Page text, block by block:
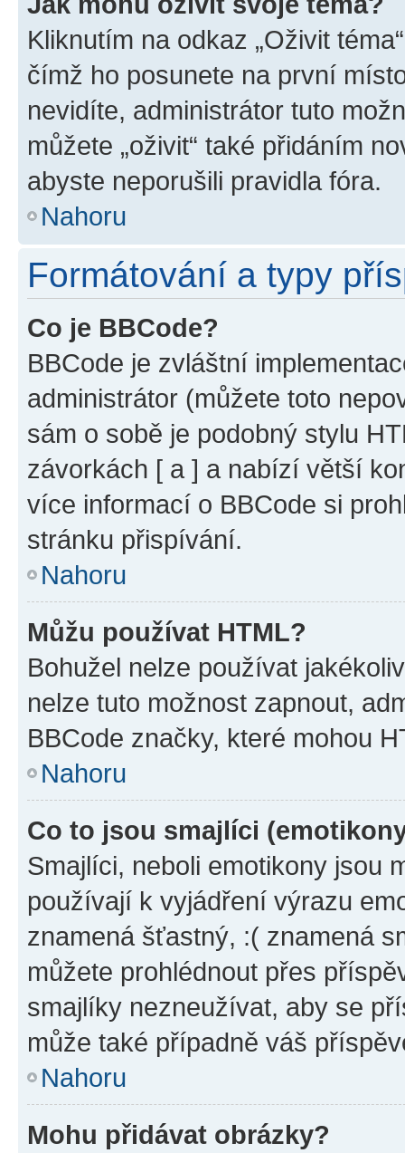
Kliknutím na odkaz „Oživit
čímž ho posunete na první
nevidíte, administrátor tuto
můžete „oživit“ také přidáním
abyste neporušili pravidla fóra.
Nahoru
Formátování a typy
Co je BBCode?
BBCode je zvláštní
administrátor (můžete toto
sám o sobě je podobný stylu
závorkách [ a ] a nabízí větší
více informací o BBCode si
stránku přispívání.
Nahoru
Můžu používat HTML?
Bohužel nelze používat
nelze tuto možnost zapnout,
BBCode značky, které mohou
Nahoru
Co to jsou smajlíci
Smajlíci, neboli emotikony jsou
používají k vyjádření výrazu
znamená šťastný, :( znamená
můžete prohlédnout přes
smajlíky nezneužívat, aby se
může také případně váš
Nahoru
Mohu přidávat obrázky?